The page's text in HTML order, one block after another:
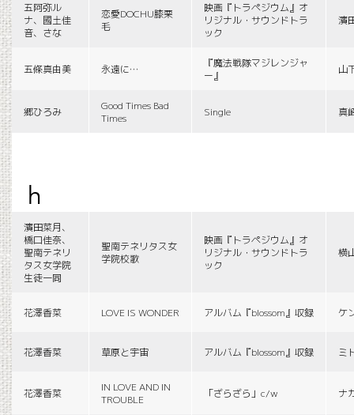
五阿弥ル
ナ、國土佳
音、さな
恋愛DOCHU膝栗
毛
映画『トラペジウム』オ
リジナル・サウンドトラ
ック
濱
五條真由美 永遠に…
『魔法戦隊マジレンジャ
ー』
山
郷ひろみ
Good Times Bad
Times
Single 真
h
濱田菜月、
橋口佳奈、
聖南テネリ
タス女学院
生徒一同
聖南テネリタス女
学院校歌
映画『トラペジウム』オ
リジナル・サウンドトラ
ック
横
花澤香菜 LOVE IS WONDER アルバム『blossom』収録 ケ
花澤香菜 草原と宇宙 アルバム『blossom』収録 ミ
花澤香菜
IN LOVE AND IN
TROUBLE
「ざらざら」c/w ナ